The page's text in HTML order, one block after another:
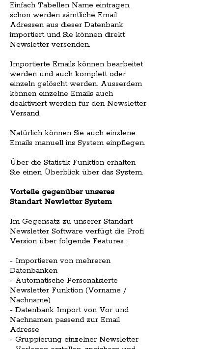
Einfach Tabellen Name eintragen,
schon werden sämtliche Email
Adressen aus dieser Datenbank
importiert und Sie können direkt
Newsletter versenden.
Importierte Emails können bearbeitet
werden und auch komplett oder
einzeln gelöscht werden. Ausserdem
können einzelne Emails auch
deaktiviert werden für den Newsletter
Versand.
Natürlich können Sie auch einzlene
Emails manuell ins System einpflegen.
Über die Statistik Funktion erhalten
Sie einen Überblick über das System.
Vorteile gegenüber unseres
Standart Newletter System
Im Gegensatz zu unserer Standart
Newsletter Software verfügt die Profi
Version über folgende Features :
- Importieren von mehreren
Datenbanken
- Automatische Personalisierte
Newsletter Funktion (Vorname /
Nachname)
- Datenbank Import von Vor und
Nachnamen passend zur Email
Adresse
- Gruppierung einzelner Newsletter